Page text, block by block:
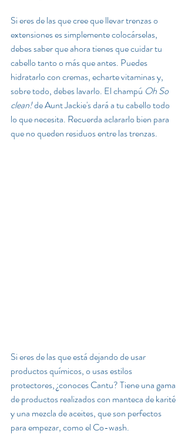
Si eres de las que cree que llevar trenzas o
extensiones es simplemente colocárselas,
debes saber que ahora tienes que cuidar tu
cabello tanto o más que antes. Puedes
hidratarlo con cremas, echarte vitaminas y,
sobre todo, debes lavarlo. El champú Oh So
clean! de Aunt Jackie's dará a tu cabello todo
lo que necesita. Recuerda aclararlo bien para
que no queden residuos entre las trenzas.
Si eres de las que está dejando de usar
productos químicos, o usas estilos
protectores, ¿conoces Cantu? Tiene una gama
de productos realizados con manteca de karité
y una mezcla de aceites, que son perfectos
para empezar, como el Co-wash.